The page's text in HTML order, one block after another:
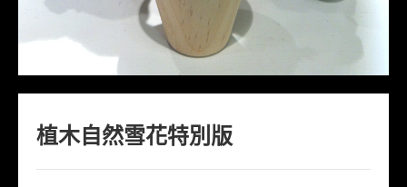
植木自然雪花特別版